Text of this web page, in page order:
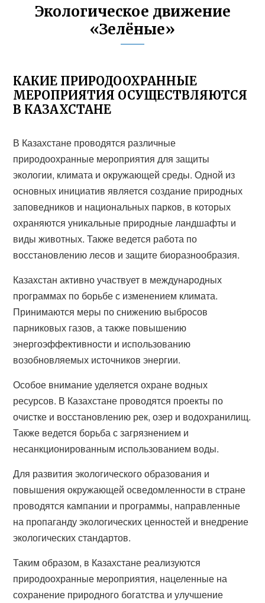
Экологическое движение
«Зелёные»
КАКИЕ ПРИРОДООХРАННЫЕ
МЕРОПРИЯТИЯ ОСУЩЕСТВЛЯЮТСЯ
В КАЗАХСТАНЕ
В Казахстане проводятся различные
природоохранные мероприятия для защиты
экологии, климата и окружающей среды. Одной из
основных инициатив является создание природных
заповедников и национальных парков, в которых
охраняются уникальные природные ландшафты и
виды животных. Также ведется работа по
восстановлению лесов и защите биоразнообразия.
Казахстан активно участвует в международных
программах по борьбе с изменением климата.
Принимаются меры по снижению выбросов
парниковых газов, а также повышению
энергоэффективности и использованию
возобновляемых источников энергии.
Особое внимание уделяется охране водных
ресурсов. В Казахстане проводятся проекты по
очистке и восстановлению рек, озер и водохранилищ.
Также ведется борьба с загрязнением и
несанкционированным использованием воды.
Для развития экологического образования и
повышения окружающей осведомленности в стране
проводятся кампании и программы, направленные
на пропаганду экологических ценностей и внедрение
экологических стандартов.
Таким образом, в Казахстане реализуются
природоохранные мероприятия, нацеленные на
сохранение природного богатства и улучшение